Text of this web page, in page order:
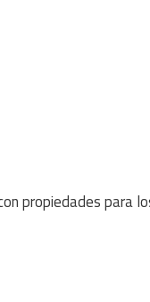
propiedades para